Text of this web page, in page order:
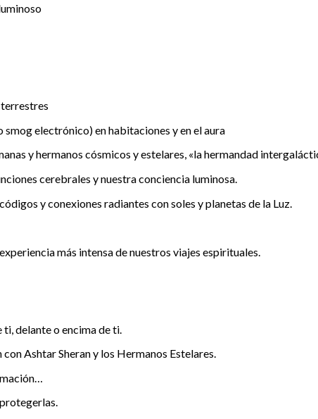
electrónico) en habitaciones y en el aura
y hermanos cósmicos y estelares, «la hermandad
cerebrales y nuestra conciencia luminosa.
y conexiones radiantes con soles y planetas de la Luz.
más intensa de nuestros viajes espirituales.
delante o encima de ti.
Ashtar Sheran y los Hermanos Estelares.